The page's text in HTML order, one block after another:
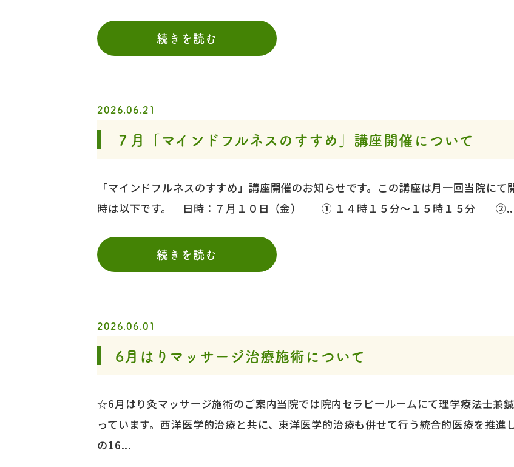
続きを読む
2026.06.21
７月「マインドフルネスのすすめ」講座開催について
「マインドフルネスのすすめ」講座開催のお知らせです。この講座は月一回当院に
時は以下です。 日時：７月１０日（金） ① １４時１５分～１５時１５分
続きを読む
2026.06.01
6月はりマッサージ治療施術について
☆6月はり灸マッサージ施術のご案内当院では院内セラピールームにて理学療法士兼
っています。西洋医学的治療と共に、東洋医学的治療も併せて行う統合的医療を推
の16...